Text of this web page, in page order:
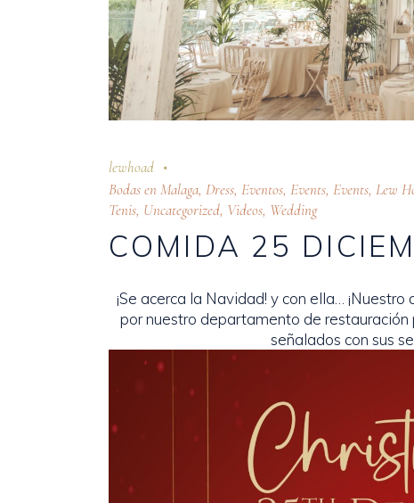
lewhoad
Bodas en Malaga, Dress, Eventos, Events, Events, Lew
Tenis, Uncategorized, Videos, Wedding
COMIDA 25
¡Se acerca la Navidad! y con ella…
por nuestro departamento de
señalados con sus